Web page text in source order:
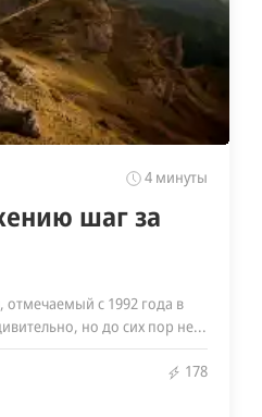
4 минуты
шаг за
отмечаемый с 1992 года в
но до сих пор не...
178